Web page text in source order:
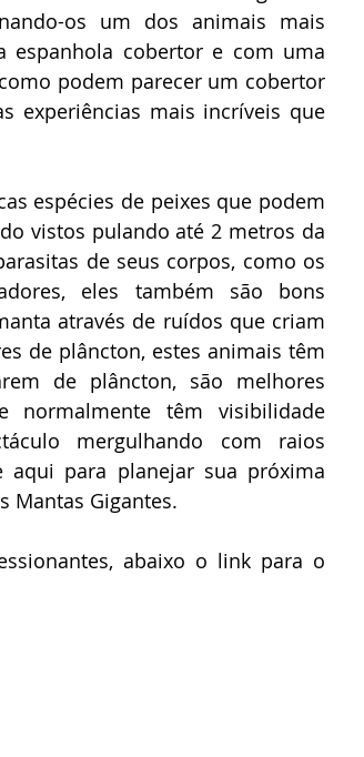
os um dos animais mais
espanhola cobertor e com uma
podem parecer um cobertor
experiências mais incríveis que
espécies de peixes que podem
vistos pulando até 2 metros da
de seus corpos, como os
eles também são bons
através de ruídos que criam
de plâncton, estes animais têm
de plâncton, são melhores
normalmente têm visibilidade
mergulhando com raios
aqui para planejar sua próxima
Mantas Gigantes.
abaixo o link para o